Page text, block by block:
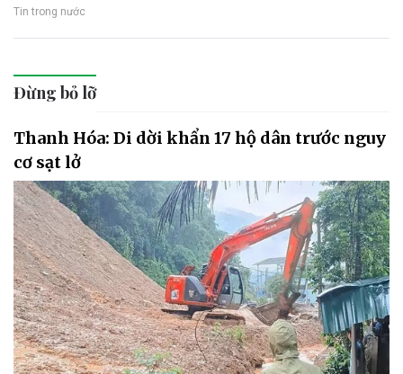
Tin trong nước
Đừng bỏ lỡ
Thanh Hóa: Di dời khẩn 17 hộ dân trước nguy
cơ sạt lở